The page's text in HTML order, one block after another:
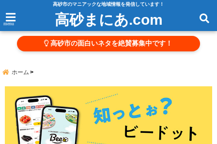
高砂市のマニアックな地域情報を発信しています！
menu 高砂まにあ.com
高砂市の面白いネタを絶賛募集中です！
ホーム